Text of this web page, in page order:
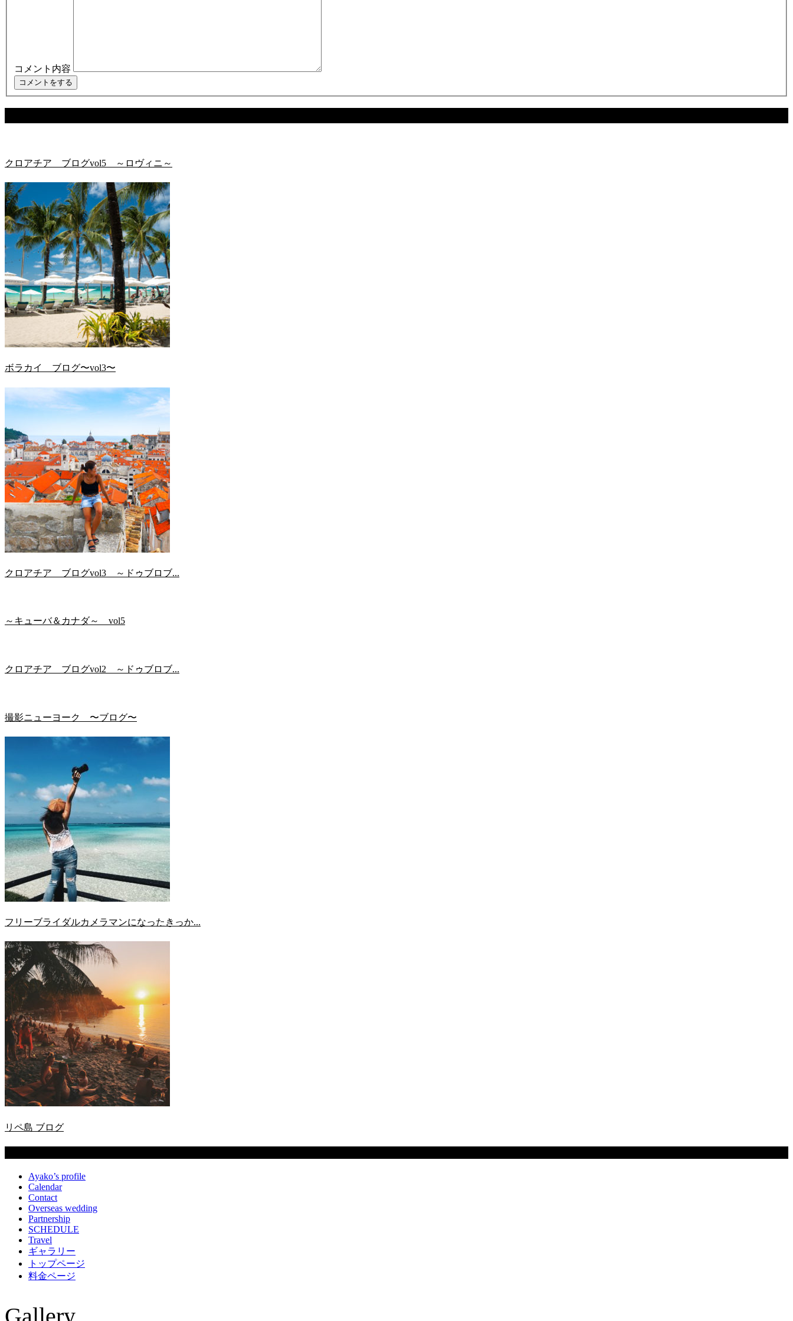
コメント内容
クロアチア ブログvol5 ～ロヴィニ～
ボラカイ ブログ〜vol3〜
クロアチア ブログvol3 ～ドゥブロブ...
～キューバ＆カナダ～ vol5
クロアチア ブログvol2 ～ドゥブロブ...
撮影ニューヨーク 〜ブログ〜
フリーブライダルカメラマンになったきっか...
リペ島 ブログ
Ayako’s profile
Calendar
Contact
Overseas wedding
Partnership
SCHEDULE
Travel
ギャラリー
トップページ
料金ページ